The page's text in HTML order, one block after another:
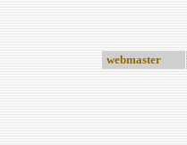
webmaster